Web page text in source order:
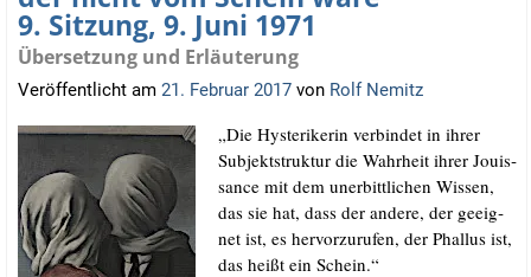
9. Sitzung, 9. Juni 1971
Übersetzung und Erläuterung
Veröffentlicht am 21. Februar 2017 von Rolf Nemitz
„Die Hys­te­ri­ke­rin ver­bin­det in ihrer
Sub­jekt­struk­tur die Wahr­heit ihrer Jouis­
sance mit dem uner­bitt­li­chen Wis­sen,
das sie hat, dass der ande­re, der geeig­
net ist, es her­vor­zu­ru­fen, der Phal­lus ist,
das heißt ein Schein.“